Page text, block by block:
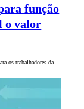
função
o valor
os trabalhadores da